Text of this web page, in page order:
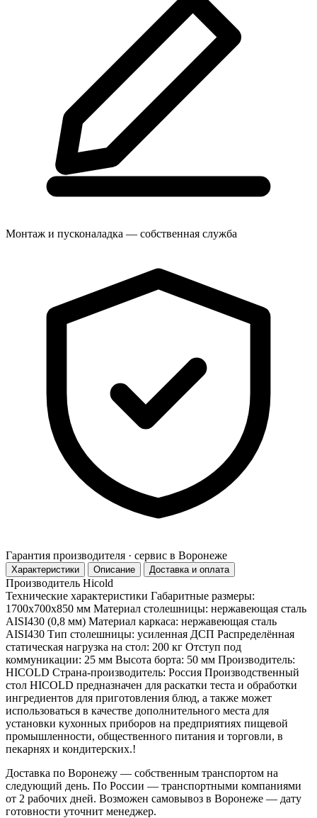
Монтаж и пусконаладка — собственная служба
Гарантия производителя · сервис в Воронеже
Характеристики Описание Доставка и оплата
Производитель Hicold
Технические характеристики Габаритные размеры:
1700х700х850 мм Материал столешницы: нержавеющая сталь
AISI430 (0,8 мм) Материал каркаса: нержавеющая сталь
AISI430 Тип столешницы: усиленная ДСП Распределённая
статическая нагрузка на стол: 200 кг Отступ под
коммуникации: 25 мм Высота борта: 50 мм Производитель:
HICOLD Страна-производитель: Россия Производственный
стол HICOLD предназначен для раскатки теста и обработки
ингредиентов для приготовления блюд, а также может
использоваться в качестве дополнительного места для
установки кухонных приборов на предприятиях пищевой
промышленности, общественного питания и торговли, в
пекарнях и кондитерских.!
Доставка по Воронежу — собственным транспортом на
следующий день. По России — транспортными компаниями
от 2 рабочих дней. Возможен самовывоз в Воронеже — дату
готовности уточнит менеджер.